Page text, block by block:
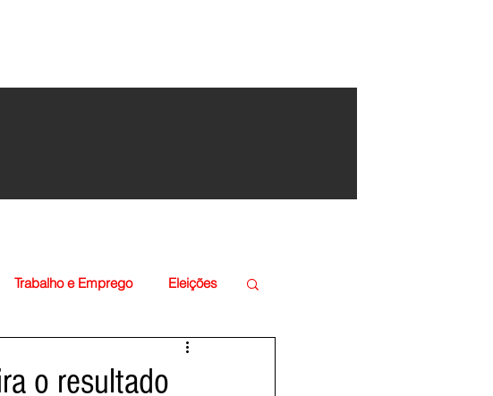
Trabalho e Emprego Eleições
o resultado